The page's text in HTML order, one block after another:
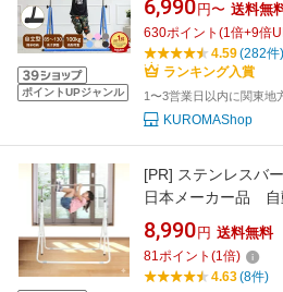
ポイントUPジャンル
重約100kg 高さ調
ズ ぶらさがり 屋外
誕生日 ギフト クリ
6,990 円〜 送料無
630ポイント (1倍+9倍
4.59(282件)
ランキング入賞
1〜3営業日以内に関東地
KUROMAShop
[PR] ステンレスバ
日本メーカー品
クラク収納 室内
発送不可】
8,990 円 送料無料
81ポイント (1倍)
4.63(8件)